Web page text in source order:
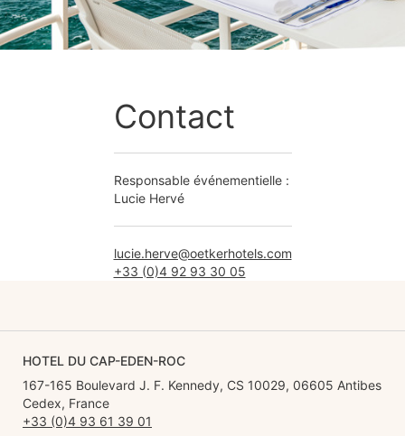
Contact
Responsable événementielle :
Lucie Hervé
lucie.herve@oetkerhotels.com
+33 (0)4 92 93 30 05
HOTEL DU CAP-EDEN-ROC
167-165 Boulevard J. F. Kennedy, CS 10029, 06605 Antibes
Cedex, France
+33 (0)4 93 61 39 01